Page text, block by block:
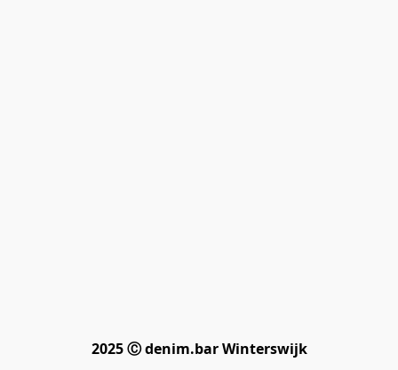
2025 Ⓒ denim.bar Winterswijk